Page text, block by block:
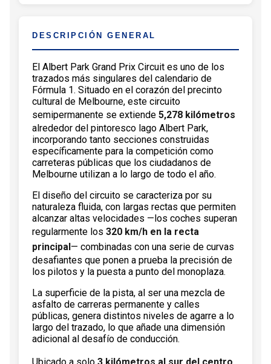
DESCRIPCIÓN GENERAL
El Albert Park Grand Prix Circuit es uno de los
trazados más singulares del calendario de
Fórmula 1. Situado en el corazón del precinto
cultural de Melbourne, este circuito
semipermanente se extiende 5,278 kilómetros
alrededor del pintoresco lago Albert Park,
incorporando tanto secciones construidas
específicamente para la competición como
carreteras públicas que los ciudadanos de
Melbourne utilizan a lo largo de todo el año.
El diseño del circuito se caracteriza por su
naturaleza fluida, con largas rectas que permiten
alcanzar altas velocidades —los coches superan
regularmente los 320 km/h en la recta
principal— combinadas con una serie de curvas
desafiantes que ponen a prueba la precisión de
los pilotos y la puesta a punto del monoplaza.
La superficie de la pista, al ser una mezcla de
asfalto de carreras permanente y calles
públicas, genera distintos niveles de agarre a lo
largo del trazado, lo que añade una dimensión
adicional al desafío de conducción.
Ubicado a solo 3 kilómetros al sur del centro